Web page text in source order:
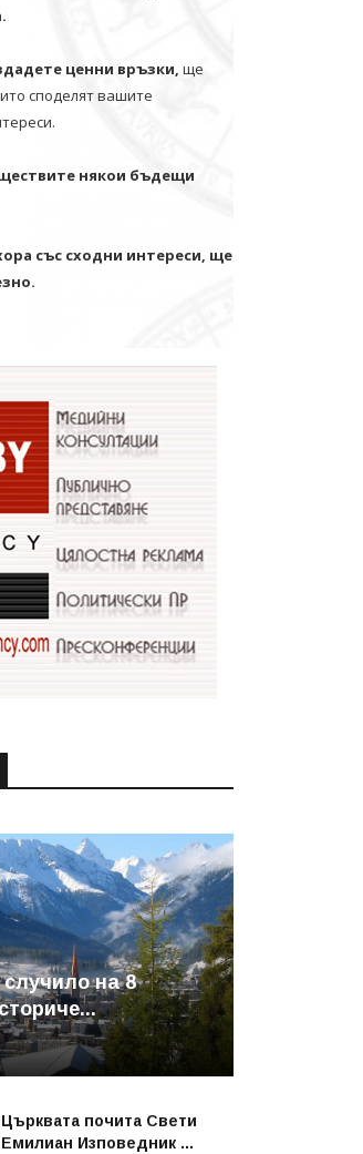
ценни връзки, ще
споделят вашите
някои бъдещи
със сходни интереси, ще
случило на 8
Църквата почита Свeти
Емилиан Изповедник ...